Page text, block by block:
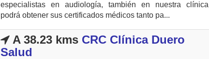
especialistas en audiología, también en nuestra clínica
podrá obtener sus certificados médicos tanto pa...
A 38.23 kms CRC Clínica Duero
Salud